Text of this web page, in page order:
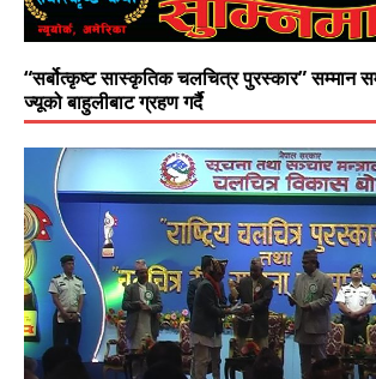
“सर्बोत्कृष्ट सास्कृतिक चलचित्र पुरस्कार” सम्मान
ज्यूको बाहुलीबाट ग्रहण गर्दै